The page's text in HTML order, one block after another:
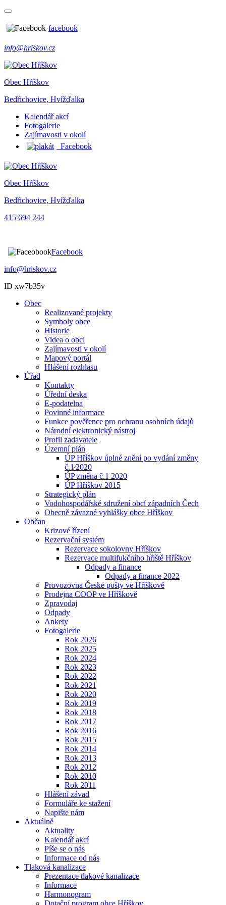
facebook
info@hriskov.cz
Obec Hříškov
Bedřichovice, Hvížďalka
Kalendář akcí
Fotogalerie
Zajímavosti v okolí
Facebook
Obec Hříškov
Bedřichovice, Hvížďalka
415 694 244
Facebook
info@hriskov.cz
ID xw7b35v
Obec
Realizované projekty
Symboly obce
Historie
Videa o obci
Zajímavosti v okolí
Mapový portál
Hlášení rozhlasu
Úřad
Kontakty
Úřední deska
E-podatelna
Povinné informace
Funkce pověřence pro ochranu osobních údajů
Národní elektronický nástroj
Profil zadavatele
Územní plán
ÚP Hříškov úplné znění po vydání změny
č.1⁄2020
ÚP změna č.1 2020
ÚP Hříškov 2015
Strategický plán
Vodohospodářské sdružení obcí západních Čech
Obecně závazné vyhlášky obce Hříškov
Občan
Krizové řízení
Rezervační systém
Rezervace sokolovny Hříškov
Rezervace multifukčního hřiště Hříškov
Odpady a finance
Odpady a finance 2022
Provozovna České pošty ve Hříškově
Prodejna COOP ve Hříškově
Zpravodaj
Odpady
Ankety
Fotogalerie
Rok 2026
Rok 2025
Rok 2024
Rok 2023
Rok 2022
Rok 2021
Rok 2020
Rok 2019
Rok 2018
Rok 2017
Rok 2016
Rok 2015
Rok 2014
Rok 2013
Rok 2012
Rok 2010
Rok 2011
Hlášení závad
Formuláře ke stažení
Napište nám
Aktuálně
Aktuality
Kalendář akcí
Píše se o nás
Informace od nás
Tlaková kanalizace
Prezentace tlakové kanalizace
Informace
Harmonogram
Dotační program obce Hříškov